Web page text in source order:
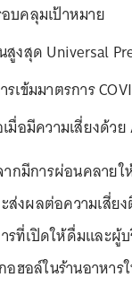
บคลุมเป้าหมาย
งสุด Universal
เข้มมาตรการ
มื่อมีความเสี่ยงด้วย
กมีการผ่อนคลาย
ส่งผลต่อความเสี่ย
รที่เปิดให้ดื่มและ
อล์ในร้านอาหาร